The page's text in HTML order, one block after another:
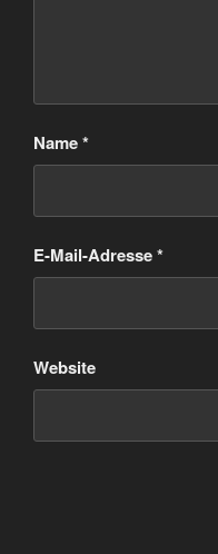
Name*
E-Mail-Adresse*
Website